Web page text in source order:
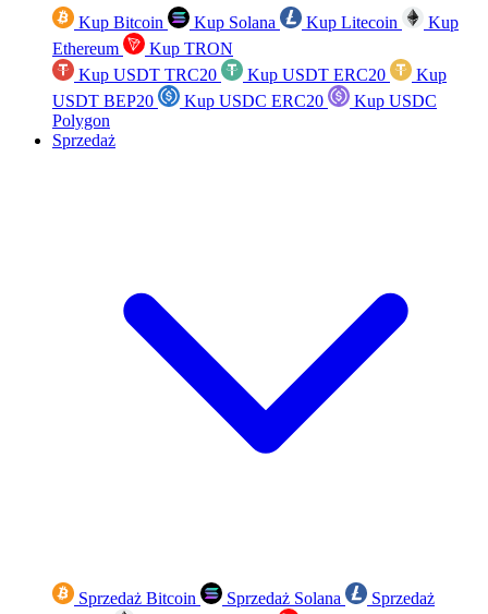
Kup Bitcoin Kup Solana Kup Litecoin
Kup
Ethereum
Kup TRON
Kup USDT TRC20
Kup USDT ERC20
Kup
USDT BEP20
Kup USDC ERC20
Kup USDC
Polygon
Sprzedaż
Sprzedaż Bitcoin Sprzedaż Solana
Sprzedaż